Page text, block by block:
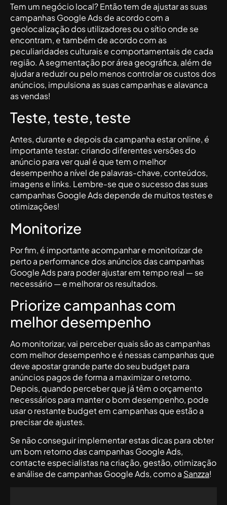
Tem um negócio local? Então tem de ajustar as suas
campanhas Google Ads de acordo com a
geolocalização dos utilizadores ou o sítio onde se
encontram, e também de acordo com as
peculiaridades culturais e comportamentais de cada
região. A segmentação por área geográfica, além de
ajudar a reduzir ou pelo menos controlar os custos dos
anúncios, impulsiona as suas campanhas e alavanca
as vendas!
Teste, teste, teste
Antes, durante e depois da campanha estar online, é
importante testar: criando diferentes versões do
anúncio para ver qual é que tem o melhor
desempenho a nível de palavras-chave, conteúdos,
imagens e links. Lembre-se que o sucesso das suas
campanhas Google Ads depende de muitos testes e
otimizações!
Monitorize
Por fim, é importante acompanhar e monitorizar de
perto a performance dos anúncios das campanhas
Google Ads para poder ajustar em tempo real — se
necessário — e melhorar os resultados.
Priorize campanhas com
melhor desempenho
Ao monitorizar, vai perceber quais são as campanhas
com melhor desempenho e é nessas campanhas que
deve apostar grande parte do seu budget para
anúncios pagos de forma a maximizar o retorno.
Depois, quando perceber que já têm o orçamento
necessários para manter o bom desempenho, pode
usar o restante budget em campanhas que estão a
precisar de ajustes.
Se não conseguir implementar estas dicas para obter
um bom retorno das campanhas Google Ads,
contacte especialistas na criação, gestão, otimização
e análise de campanhas Google Ads, como a Sanzza!